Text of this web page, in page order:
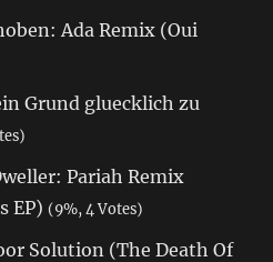
Ada Remix (Oui
Grund gluecklich zu
Pariah Remix
EP) (9%, 4 Votes)
Solution (The Death Of